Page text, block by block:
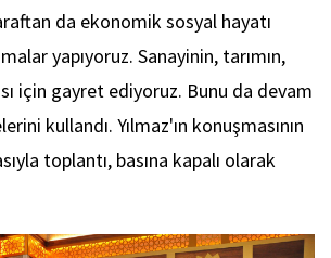
da ekonomik sosyal hayatı
yapıyoruz. Sanayinin, tarımın,
için gayret ediyoruz. Bunu da devam
kullandı. Yılmaz'ın konuşmasının
toplantı, basına kapalı olarak